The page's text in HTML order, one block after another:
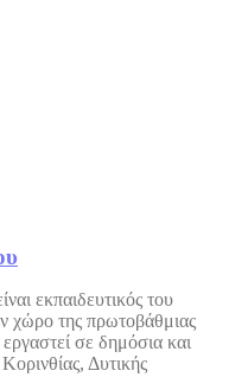
εκπαιδευτικός του
χώρο της πρωτοβάθμιας
σε δημόσια και
Δυτικής